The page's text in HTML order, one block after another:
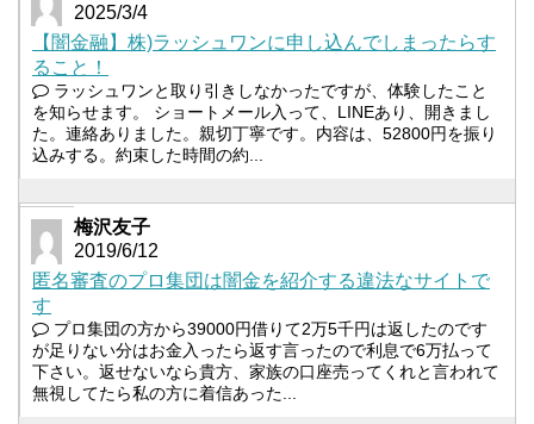
2025/3/4
【闇金融】株)ラッシュワンに申し込んでしまったらす
ること！
ラッシュワンと取り引きしなかったですが、体験したこと
を知らせます。 ショートメール入って、LINEあり、開きまし
た。連絡ありました。親切丁寧です。内容は、52800円を振り
込みする。約束した時間の約...
梅沢友子
2019/6/12
匿名審査のプロ集団は闇金を紹介する違法なサイトで
す
プロ集団の方から39000円借りて2万5千円は返したのです
が足りない分はお金入ったら返す言ったので利息で6万払って
下さい。返せないなら貴方、家族の口座売ってくれと言われて
無視してたら私の方に着信あった...